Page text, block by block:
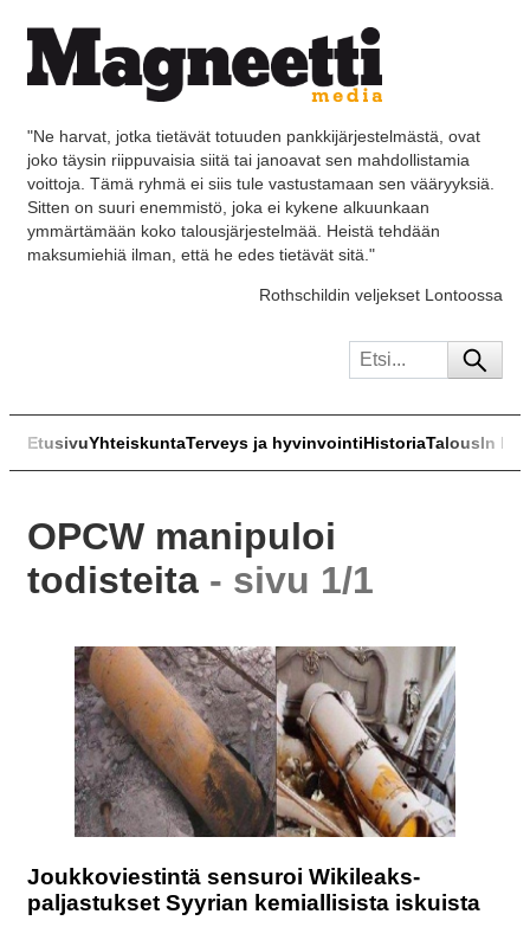
"Ne harvat, jotka tietävät totuuden pankkijärjestelmästä, ovat
joko täysin riippuvaisia siitä tai janoavat sen mahdollistamia
voittoja. Tämä ryhmä ei siis tule vastustamaan sen vääryyksiä.
Sitten on suuri enemmistö, joka ei kykene alkuunkaan
ymmärtämään koko talousjärjestelmää. Heistä tehdään
maksumiehiä ilman, että he edes tietävät sitä."
Rothschildin veljekset Lontoossa
EtusivuYhteiskuntaTerveys ja hyvinvointiHistoriaTalousIn
OPCW manipuloi
todisteita - sivu 1/1
Joukkoviestintä sensuroi Wikileaks-
paljastukset Syyrian kemiallisista iskuista